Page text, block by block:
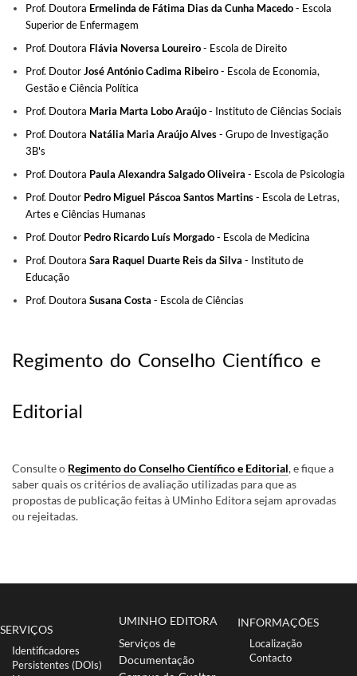
Prof. Doutora Ermelinda de Fátima Dias da Cunha Macedo- Escola
Superior de Enfermagem
Prof. Doutora Flávia Noversa Loureiro- Escola de Direito
Prof. DoutorJosé António Cadima Ribeiro- Escola de Economia,
Gestão e Ciência Política
Prof. Doutora Maria Marta Lobo Araújo- Instituto de Ciências Sociais
Prof. Doutora Natália Maria Araújo Alves- Grupo de Investigação
3B's
Prof. Doutora Paula Alexandra Salgado Oliveira - Escola de Psicologia
Prof. Doutor Pedro Miguel Páscoa Santos Martins- Escola de Letras,
Artes e Ciências Humanas
Prof. Doutor Pedro Ricardo Luís Morgado- Escola de Medicina
Prof. Doutora Sara Raquel Duarte Reis da Silva - Instituto de
Educação
Prof. Doutora Susana Costa - Escola de Ciências
Regimento do Conselho Científico e
Editorial
​Consulte o Regimento do Conselho Científico e Editorial, e fique a
saber quais os critérios de avaliação utilizadas para que as
propostas de publicação feitas à UMinho Editora sejam aprovadas
ou rejeitadas.
SERVIÇOS
Identificadores
Persistentes (DOIs)
UMINHO EDITORA
Serviços de
Documentação
INFORMAÇÕES
Localização
Co​ntacto